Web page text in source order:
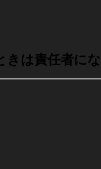
きは責任者に